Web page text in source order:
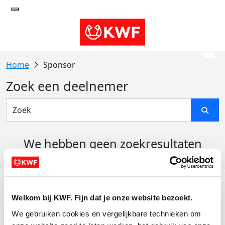
Welkom bij KWF. Fijn dat je onze website bezoekt.
We gebruiken cookies en vergelijkbare technieken om
Sponsor
Zoek een deelnemer
We hebben geen zoekresultaten
Actiematerialen
Evenementen